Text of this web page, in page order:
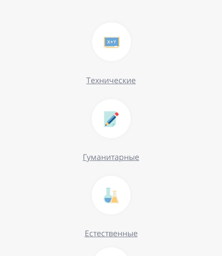
Технические
Гуманитарные
Естественные